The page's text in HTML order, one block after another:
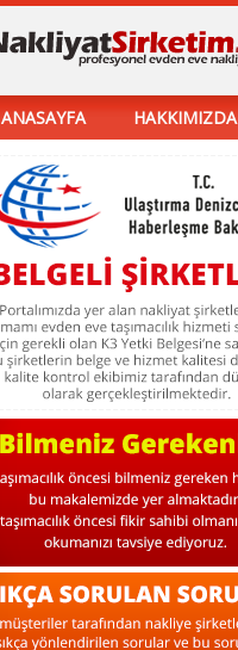
ANASAYFA HAKKIMIZDA